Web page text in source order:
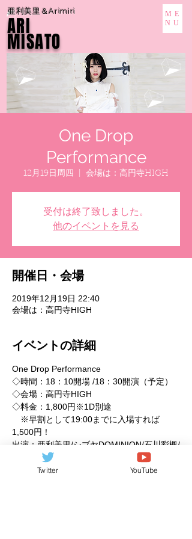
亜利美里＆Arimiri
ARI
MISATO
ME
NU
One Drop
Performance
12月19日周四 会場は：高円寺HIGH
受付は終了致しました。
他のイベントを見る
開催日・会場
2019年12月19日 22:40
会場は：高円寺HIGH
イベントの詳細
One Drop Performance
◇時間：18：10開場 /18：30開演（予定）
◇会場：高円寺HIGH
◇料金：1,800円※1D別途
※早割として19:00までに入場すれば
1,500円！
出演：亜利美里/シブヤDOMINION/石川彩楓/
伊藤桃/久保田光/深川史那/１６８２/桜丘
HS/elfin'/他
Twitter YouTube